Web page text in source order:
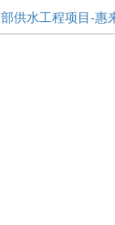
供水工程项目-惠